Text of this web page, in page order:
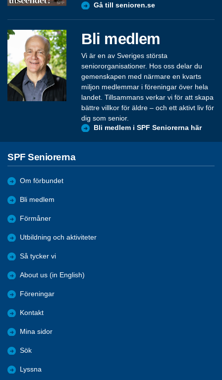
Gå till senioren.se
Bli medlem
Vi är en av Sveriges största
seniororganisationer. Hos oss delar du
gemenskapen med närmare en kvarts
miljon medlemmar i föreningar över hela
landet. Tillsammans verkar vi för att skapa
bättre villkor för äldre – och ett aktivt liv för
dig som senior.
Bli medlem i SPF Seniorerna här
SPF Seniorerna
Om förbundet
Bli medlem
Förmåner
Utbildning och aktiviteter
Så tycker vi
About us (in English)
Föreningar
Kontakt
Mina sidor
Sök
Lyssna